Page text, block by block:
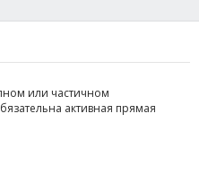
или частичном
активная прямая